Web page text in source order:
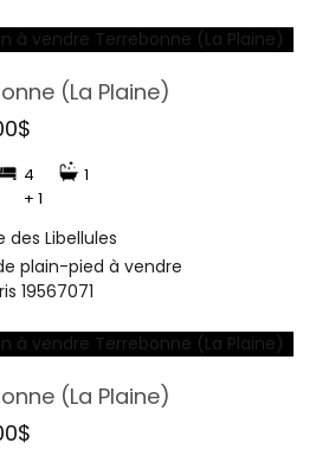
(La Plaine)
4
+ 1
1
des Libellules
plain-pied à vendre
19567071
(La Plaine)